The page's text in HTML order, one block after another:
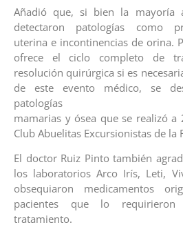
Añadió que, si bien la mayoría
detectaron patologías como
uterina e incontinencias de orina.
ofrece el ciclo completo de
resolución quirúrgica si es
de este evento médico, se
patologías
mamarias y ósea que se realizó a
Club Abuelitas Excursionistas de la
El doctor Ruiz Pinto también
los laboratorios Arco Irís, Leti,
obsequiaron medicamentos
pacientes que lo
tratamiento.